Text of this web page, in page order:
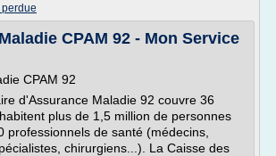
CPAM 92 - Mon Service
CPAM 92
d'Assurance Maladie 92 couvre 36
plus de 1,5 million de personnes
professionnels de santé (médecins,
chirurgiens...). La Caisse des